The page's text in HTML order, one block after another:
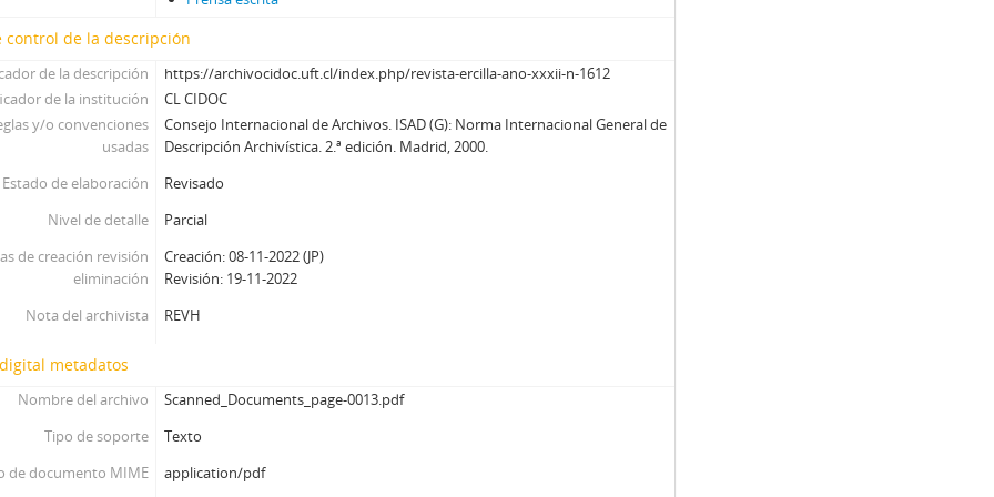
01707 - Revista Ercilla. Año XXXIV, N° 1707
01708 - Revista Ercilla. Año XXXIV, N° 1708
01709 - Revista Ercilla. Año XXXIV, N° 1709
01710 - Revista Ercilla. Año XXXIV, N° 1710
01711 - Revista Ercilla. Año XXXIV, N° 1711
01712 - Revista Ercilla. Año XXXIV, N° 1712
01713 - Revista Ercilla. Año XXXIV, N° 1713
123 - Revista Ercilla. Año XXXIV, Nº 1716
124 - Revista Ercilla. Año XXXIV, N° 1717
125 - Revista Ercilla. Año XXXIV, Nº 1718
127 - Revista Ercilla. Año XXXIV, Nº 1720
128 - Revista Ercilla. Año XXXIV, Nº 1721
130 - Revista Ercilla. Año XXXIV, Nº 1723
131 - Revista Ercilla. Año XXXIV, Nº 1724
control de la descripción
de la descripción
https://archivocidoc.uft.cl/index.php/revista-ercilla-ano-xxxii-n-1612
de la institución
CL CIDOC
y/o convenciones
usadas
Consejo Internacional de Archivos. ISAD (G): Norma Internacional General de
Descripción Archivística. 2.ª edición. Madrid, 2000.
Estado de elaboración
Revisado
Nivel de detalle
Parcial
de creación revisión
eliminación
Creación: 08-11-2022 (JP)
Revisión: 19-11-2022
Nota del archivista
REVH
metadatos
Nombre del archivo
Scanned_Documents_page-0013.pdf
Tipo de soporte
Texto
de documento MIME
application/pdf